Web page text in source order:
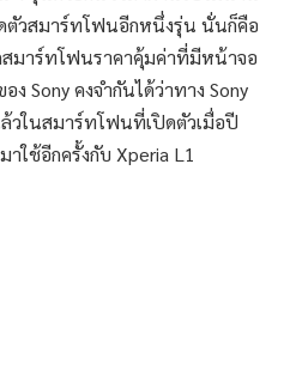
ดตัวสมาร์ทโฟนอีกหนึ่งรุ่น นั่นก็คือ
สมาร์ทโฟนราคาคุ้มค่าที่มีหน้าจอ
Sony คงจำกันได้ว่าทาง Sony
วในสมาร์ทโฟนที่เปิดตัวเมื่อปี
ใช้อีกครั้งกับ Xperia L1